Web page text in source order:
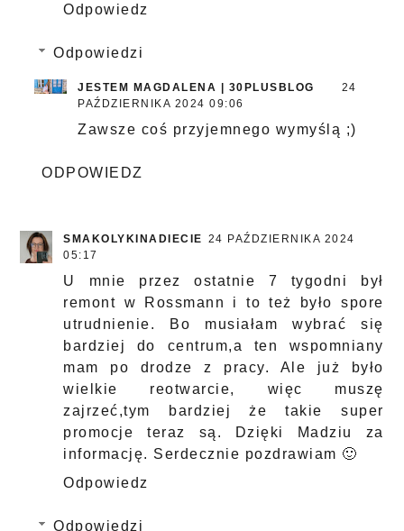
Odpowiedz
Odpowiedzi
JESTEM MAGDALENA | 30PLUSBLOG
24
PAŹDZIERNIKA 2024 09:06
Zawsze coś przyjemnego wymyślą ;)
ODPOWIEDZ
SMAKOLYKINADIECIE 24 PAŹDZIERNIKA 2024
05:17
U mnie przez ostatnie 7 tygodni był
remont w Rossmann i to też było spore
utrudnienie. Bo musiałam wybrać się
bardziej do centrum,a ten wspomniany
mam po drodze z pracy. Ale już było
wielkie reotwarcie, więc muszę
zajrzeć,tym bardziej że takie super
promocje teraz są. Dzięki Madziu za
informację. Serdecznie pozdrawiam 🙂
Odpowiedz
Odpowiedzi